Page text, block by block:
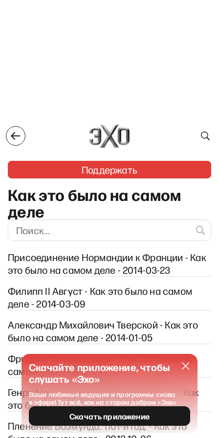
Поддержать
Как это было на самом
деле
Присоединение Нормандии к Франции - Как
это было на самом деле - 2014-03-23
Филипп II Август - Как это было на самом
деле - 2014-03-09
Александр Михайлович Тверской - Как это
было на самом деле - 2014-01-05
Фридрих Гогенштауфен - Как это было на
самом деле - 2013-11-10
Генри Морган и королевский суд. 1672 - Как
это было на самом деле - 2013-11-03
Пленение Боэмунда. 1101-й год. - Как это
Скачайте приложение, чтобы
слушать «Эхо»
Ваши любимые ведущие и программы снова
в эфире! Тут всё, как на старом добром «Эхе»
Скачать приложение